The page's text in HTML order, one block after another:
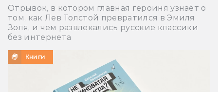
Отрывок, в котором главная героиня узнаёт о
том, как Лев Толстой превратился в Эмиля
Золя, и чем развлекались русские классики
без интернета
Книги